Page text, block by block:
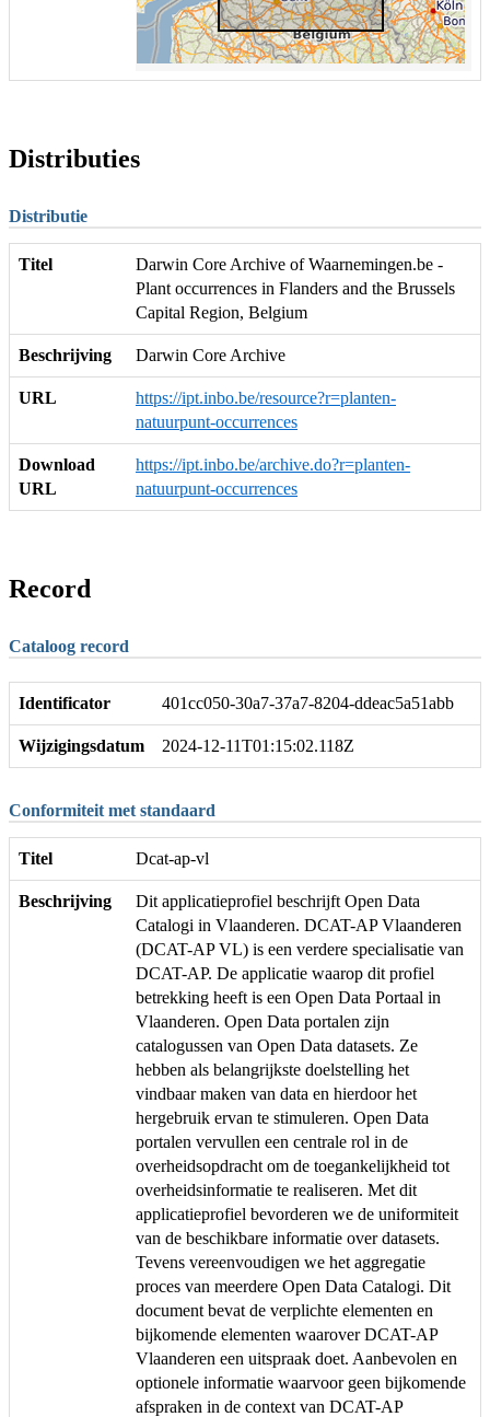
Distributies
Distributie
Titel
Darwin Core Archive of Waarnemingen.be -
Plant occurrences in Flanders and the Brussels
Capital Region, Belgium
Beschrijving Darwin Core Archive
URL
https://ipt.inbo.be/resource?r=planten-
natuurpunt-occurrences
Download
URL
https://ipt.inbo.be/archive.do?r=planten-
natuurpunt-occurrences
Record
Cataloog record
Identificator 401cc050-30a7-37a7-8204-ddeac5a51abb
Wijzigingsdatum 2024-12-11T01:15:02.118Z
Conformiteit met standaard
Titel Dcat-ap-vl
Beschrijving
Dit applicatieprofiel beschrijft Open Data
Catalogi in Vlaanderen. DCAT-AP Vlaanderen
(DCAT-AP VL) is een verdere specialisatie van
DCAT-AP. De applicatie waarop dit profiel
betrekking heeft is een Open Data Portaal in
Vlaanderen. Open Data portalen zijn
catalogussen van Open Data datasets. Ze
hebben als belangrijkste doelstelling het
vindbaar maken van data en hierdoor het
hergebruik ervan te stimuleren. Open Data
portalen vervullen een centrale rol in de
overheidsopdracht om de toegankelijkheid tot
overheidsinformatie te realiseren. Met dit
applicatieprofiel bevorderen we de uniformiteit
van de beschikbare informatie over datasets.
Tevens vereenvoudigen we het aggregatie
proces van meerdere Open Data Catalogi. Dit
document bevat de verplichte elementen en
bijkomende elementen waarover DCAT-AP
Vlaanderen een uitspraak doet. Aanbevolen en
optionele informatie waarvoor geen bijkomende
afspraken in de context van DCAT-AP